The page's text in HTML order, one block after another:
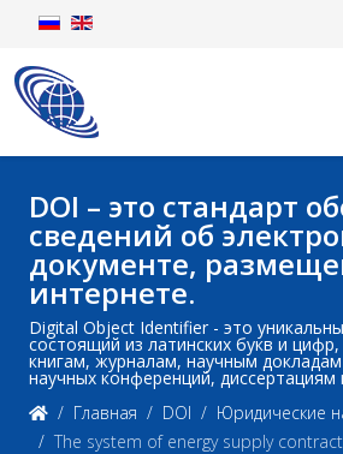
DOI – это стандарт
сведений об
документе,
интернете.
Digital Object Identifier - это
состоящий из латинских букв и
книгам, журналам, научным
научных конференций,
Главная
DOI
Юридические
The system of energy supply